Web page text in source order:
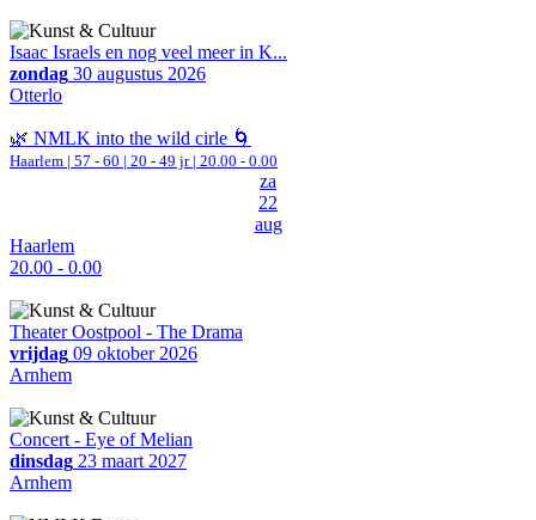
Isaac Israels en nog veel meer in K...
zondag 30 augustus 2026
Otterlo
🌿 NMLK into the wild cirle 🌀
Haarlem | 57 - 60 | 20 - 49 jr | 20.00 - 0.00
za
22
aug
Haarlem
20.00 - 0.00
Theater Oostpool - The Drama
vrijdag 09 oktober 2026
Arnhem
Concert - Eye of Melian
dinsdag 23 maart 2027
Arnhem